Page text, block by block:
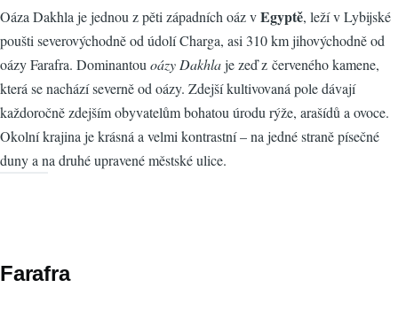
Oáza Dakhla je jednou z pěti západních oáz vEgyptě, leží v Lybijské
poušti severovýchodně od údolí Charga, asi 310 km jihovýchodně od
oázy Farafra. Dominantou oázy Dakhlaje zeď z červeného kamene,
která se nachází severně od oázy. Zdejší kultivovaná pole dávají
každoročně zdejším obyvatelům bohatou úrodu rýže, arašídů a ovoce.
Okolní krajina je krásná a velmi kontrastní – na jedné straně písečné
duny a na druhé upravené městské ulice.
Farafra